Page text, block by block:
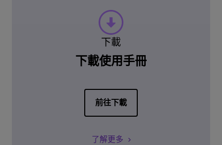
下載
下載使用手冊
前往下載
了解更多